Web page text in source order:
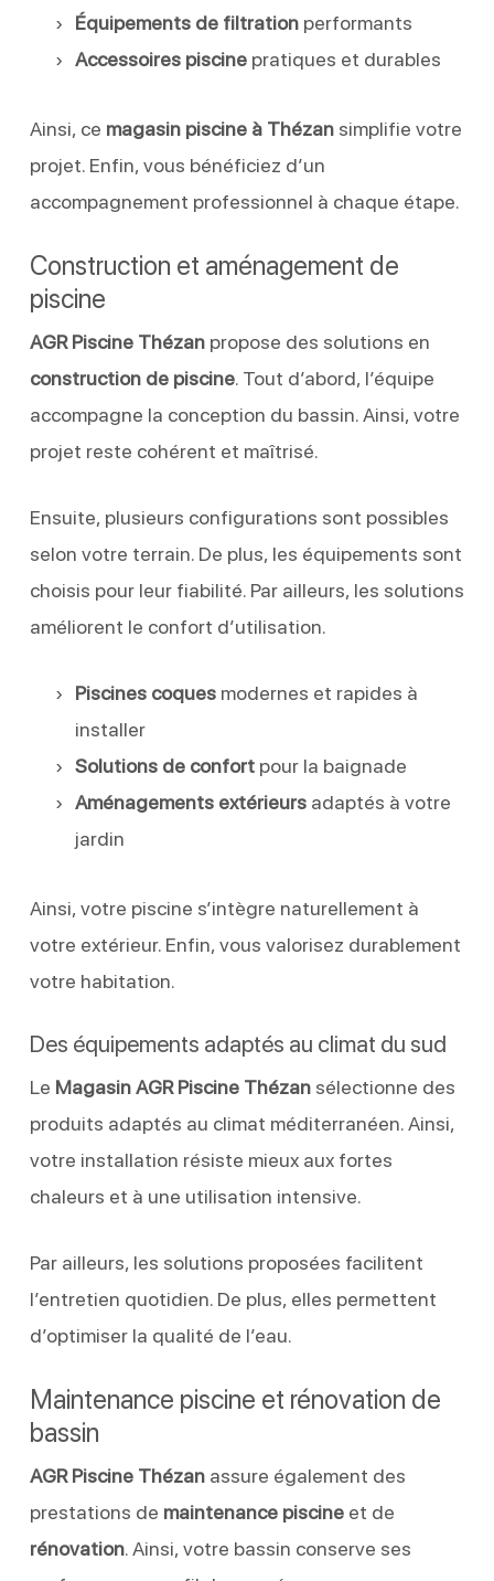
Équipements de filtrationperformants
Accessoires piscinepratiques et durables
Ainsi, ce magasin piscine à Thézansimplifie votre
projet. Enfin, vous bénéficiez d’un
accompagnement professionnel à chaque étape.
Construction et aménagement de
piscine
AGR Piscine Thézanpropose des solutions en
construction de piscine. Tout d’abord, l’équipe
accompagne la conception du bassin. Ainsi, votre
projet reste cohérent et maîtrisé.
Ensuite, plusieurs configurations sont possibles
selon votre terrain. De plus, les équipements sont
choisis pour leur fiabilité. Par ailleurs, les solutions
améliorent le confort d’utilisation.
Piscines coquesmodernes et rapides à
installer
Solutions de confortpour la baignade
Aménagements extérieursadaptés à votre
jardin
Ainsi, votre piscine s’intègre naturellement à
votre extérieur. Enfin, vous valorisez durablement
votre habitation.
Des équipements adaptés au climat du sud
Le Magasin AGR Piscine Thézansélectionne des
produits adaptés au climat méditerranéen. Ainsi,
votre installation résiste mieux aux fortes
chaleurs et à une utilisation intensive.
Par ailleurs, les solutions proposées facilitent
l’entretien quotidien. De plus, elles permettent
d’optimiser la qualité de l’eau.
Maintenance piscine et rénovation de
bassin
AGR Piscine Thézanassure également des
prestations de maintenance piscineet de
rénovation. Ainsi, votre bassin conserve ses